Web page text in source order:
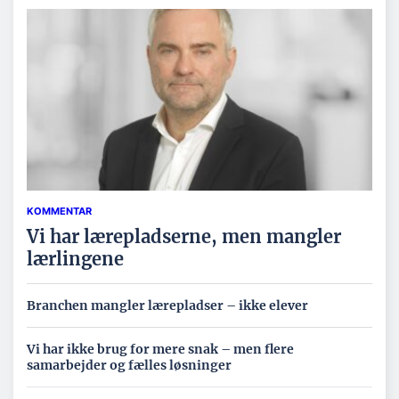
KOMMENTAR
Vi har lærepladserne, men mangler
lærlingene
Branchen mangler lærepladser – ikke elever
Vi har ikke brug for mere snak – men flere
samarbejder og fælles løsninger